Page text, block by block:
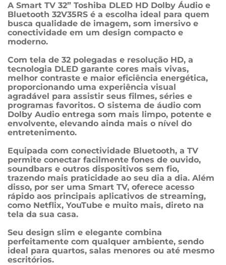
A Smart TV 32” Toshiba DLED HD Dolby Áudio e
Bluetooth 32V35RS é a escolha ideal para quem
busca qualidade de imagem, som imersivo e
conectividade em um design compacto e
moderno.
Com tela de 32 polegadas e resolução HD, a
tecnologia DLED garante cores mais vivas,
melhor contraste e maior eficiência energética,
proporcionando uma experiência visual
agradável para assistir seus filmes, séries e
programas favoritos. O sistema de áudio com
Dolby Audio entrega som mais limpo, potente e
envolvente, elevando ainda mais o nível do
entretenimento.
Equipada com conectividade Bluetooth, a TV
permite conectar facilmente fones de ouvido,
soundbars e outros dispositivos sem fio,
trazendo mais praticidade ao seu dia a dia. Além
disso, por ser uma Smart TV, oferece acesso
rápido aos principais aplicativos de streaming,
como Netflix, YouTube e muito mais, direto na
tela da sua casa.
Seu design slim e elegante combina
perfeitamente com qualquer ambiente, sendo
ideal para quartos, salas menores ou até mesmo
escritórios.